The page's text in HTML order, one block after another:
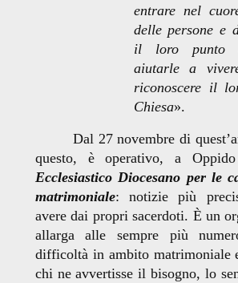
entrare nel
delle persone e
il loro punto
aiutarle a
riconoscere il
Chiesa».
Dal 27 novembre di
questo, è operativo, a
Ecclesiastico Diocesano per le
matrimoniale: notizie più
avere dai propri sacerdoti. È un
allarga alle sempre più
difficoltà in ambito matrimoniale
chi ne avvertisse il bisogno, lo